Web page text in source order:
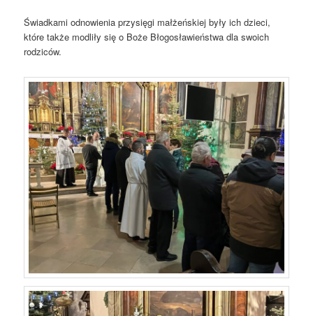
Świadkami odnowienia przysięgi małżeńskiej były ich dzieci,
które także modliły się o Boże Błogosławieństwa dla swoich
rodziców.